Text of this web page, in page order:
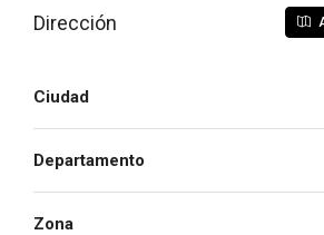
Dirección
Ciudad
Departamento
Zona